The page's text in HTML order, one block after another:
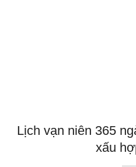
Lịch vạn niên 365
xấu